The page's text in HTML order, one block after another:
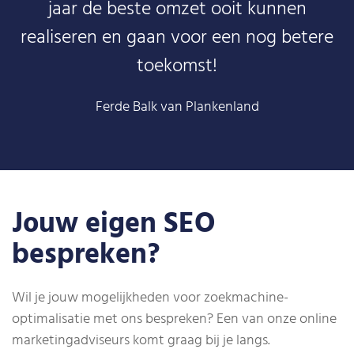
jaar de beste omzet ooit kunnen
realiseren en gaan voor een nog betere
toekomst!
Ferde Balk van Plankenland
Jouw eigen SEO
bespreken?
Wil je jouw mogelijkheden voor zoekmachine-
optimalisatie met ons bespreken? Een van onze online
marketingadviseurs komt graag bij je langs.